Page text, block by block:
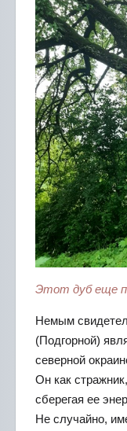
Этот дуб еще
Немым
(Подгорной)
северной
Он как
сберегая ее
Не случайно,